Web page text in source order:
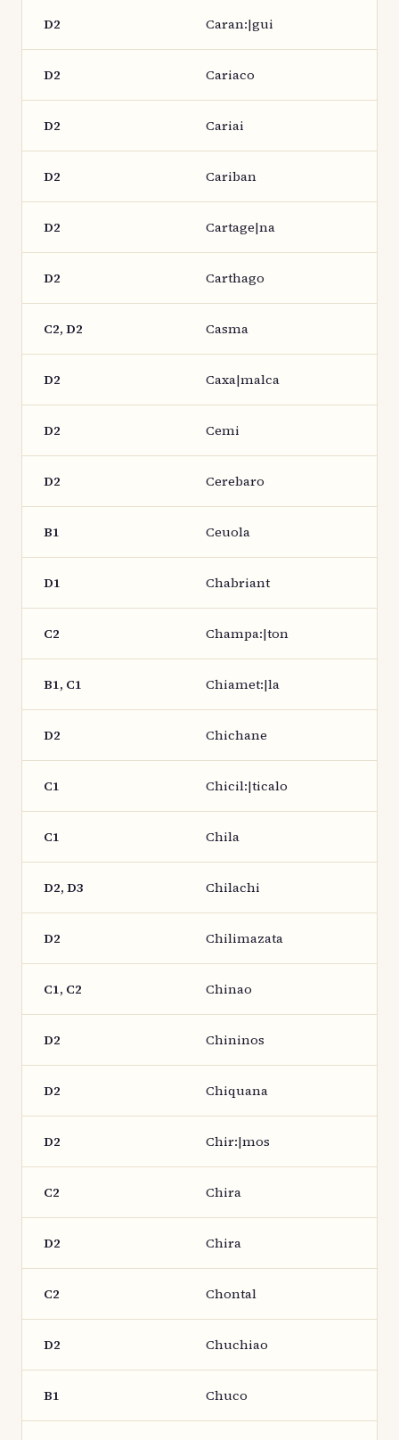
D2 Caran:|gui
D2 Cariaco
D2 Cariai
D2 Cariban
D2 Cartage|na
D2 Carthago
C2, D2 Casma
D2 Caxa|malca
D2 Cemi
D2 Cerebaro
B1 Ceuola
D1 Chabriant
C2 Champa:|ton
B1, C1 Chiamet:|la
D2 Chichane
C1 Chicil:|ticalo
C1 Chila
D2, D3 Chilachi
D2 Chilimazata
C1, C2 Chinao
D2 Chininos
D2 Chiquana
D2 Chir:|mos
C2 Chira
D2 Chira
C2 Chontal
D2 Chuchiao
B1 Chuco